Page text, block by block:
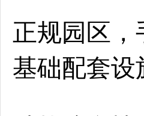
正规园区
基础配套